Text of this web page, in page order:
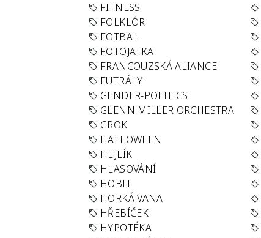
FITNESS
FOLKLÓR
FOTBAL
FOTOJATKA
FRANCOUZSKÁ ALIANCE
FUTRÁLY
GENDER-POLITICS
GLENN MILLER ORCHESTRA
GROK
HALLOWEEN
HEJLÍK
HLASOVÁNÍ
HOBIT
HORKÁ VANA
HŘEBÍČEK
HYPOTÉKA